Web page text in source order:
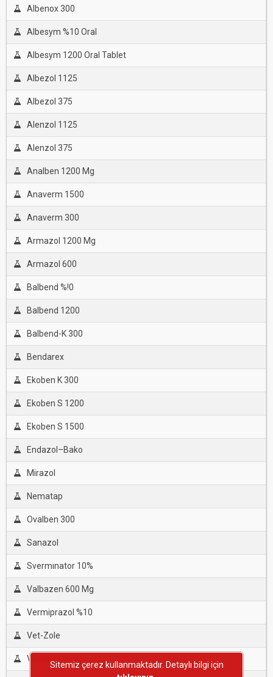
Albenox 300
Albesym %10 Oral
Albesym 1200 Oral Tablet
Albezol 1125
Albezol 375
Alenzol 1125
Alenzol 375
Analben 1200 Mg
Anaverm 1500
Anaverm 300
Armazol 1200 Mg
Armazol 600
Balbend %!0
Balbend 1200
Balbend-K 300
Bendarex
Ekoben K 300
Ekoben S 1200
Ekoben S 1500
Endazol–Bako
Mirazol
Nematap
Ovalben 300
Sanazol
Svermınator 10%
Valbazen 600 Mg
Vermiprazol %10
Vet-Zole
Vetalben %10
Sitemiz çerez kullanmaktadır. Detaylı bilgi için